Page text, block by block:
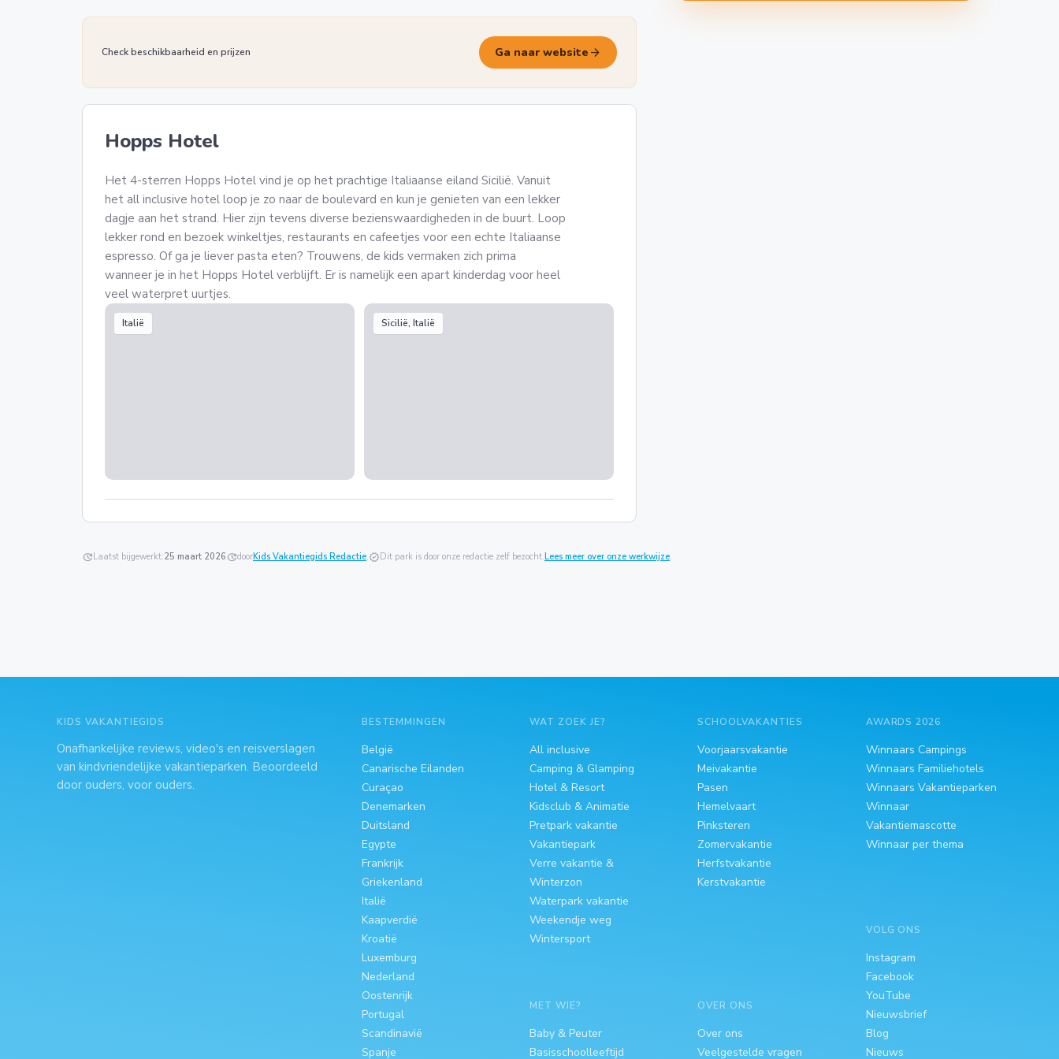
Check beschikbaarheid en prijzen Ga naar website arrow_forward
Hopps Hotel
Het 4-sterren Hopps Hotel vind je op het prachtige Italiaanse eiland Sicilië. Vanuit
het all inclusive hotel loop je zo naar de boulevard en kun je genieten van een lekker
dagje aan het strand. Hier zijn tevens diverse bezienswaardigheden in de buurt. Loop
lekker rond en bezoek winkeltjes, restaurants en cafeetjes voor een echte Italiaanse
espresso. Of ga je liever pasta eten? Trouwens, de kids vermaken zich prima
wanneer je in het Hopps Hotel verblijft. Er is namelijk een apart kinderdag voor heel
veel waterpret uurtjes.
Italië Sicilië, Italië
updateLaatst bijgewerkt:25 maart 2026 updatedoorKids Vakantiegids Redactie.verifiedDit park is door onze redactie zelf bezocht.Lees meer over onze werkwijze.
KIDS VAKANTIEGIDS
Onafhankelijke reviews, video's en reisverslagen
van kindvriendelijke vakantieparken. Beoordeeld
door ouders, voor ouders.
BESTEMMINGEN
België
Canarische Eilanden
Curaçao
Denemarken
Duitsland
Egypte
Frankrijk
Griekenland
Italië
Kaapverdië
Kroatië
Luxemburg
Nederland
Oostenrijk
Portugal
Scandinavië
Spanje
WAT ZOEK JE?
All inclusive
Camping & Glamping
Hotel & Resort
Kidsclub & Animatie
Pretpark vakantie
Vakantiepark
Verre vakantie &
Winterzon
Waterpark vakantie
Weekendje weg
Wintersport
MET WIE?
Baby & Peuter
Basisschoolleeftijd
SCHOOLVAKANTIES
Voorjaarsvakantie
Meivakantie
Pasen
Hemelvaart
Pinksteren
Zomervakantie
Herfstvakantie
Kerstvakantie
OVER ONS
Over ons
Veelgestelde vragen
AWARDS 2026
Winnaars Campings
Winnaars Familiehotels
Winnaars Vakantieparken
Winnaar
Vakantiemascotte
Winnaar per thema
VOLG ONS
Instagram
Facebook
YouTube
Nieuwsbrief
Blog
Nieuws